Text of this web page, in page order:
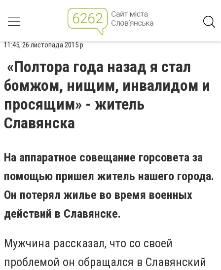
11:45, 26 листопада 2015 р.
«Полтора года назад я стал
бомжом, нищим, инвалидом и
просящим» - житель
Славянска
На аппаратное совещание горсовета за
помощью пришел житель нашего города.
Он потерял жилье во время военных
действий в Славянске.
Мужчина рассказал, что со своей
проблемой он обращался в Славянский